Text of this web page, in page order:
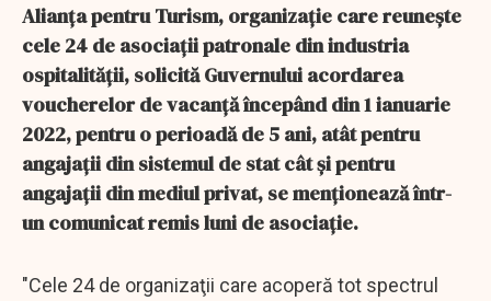
Alianţa pentru Turism, organizaţie care reuneşte
cele 24 de asociaţii patronale din industria
ospitalităţii, solicită Guvernului acordarea
voucherelor de vacanţă începând din 1 ianuarie
2022, pentru o perioadă de 5 ani, atât pentru
angajaţii din sistemul de stat cât şi pentru
angajaţii din mediul privat, se menţionează într-
un comunicat remis luni de asociaţie.
"Cele 24 de organizaţii care acoperă tot spectrul